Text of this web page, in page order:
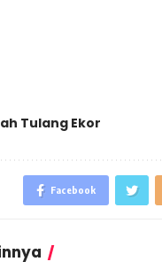
Tulang Ekor
Facebook